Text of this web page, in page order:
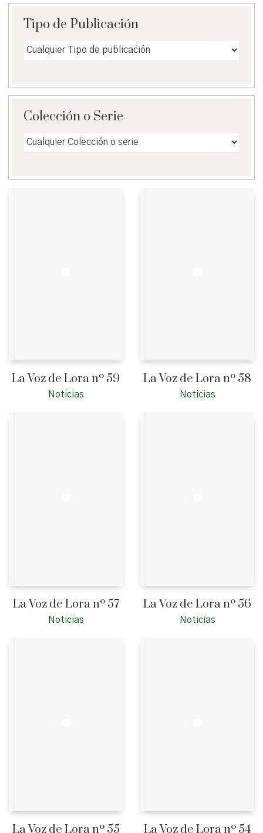
La Voz de Lora nº 59
Noticias
La Voz de Lora nº 58
Noticias
La Voz de Lora nº 57
Noticias
La Voz de Lora nº 56
Noticias
La Voz de Lora nº 55 La Voz de Lora nº 54
Tipo de Publicación
Colección o Serie